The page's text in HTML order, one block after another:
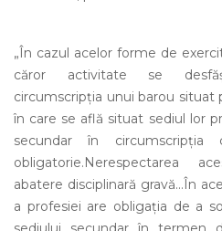
„În cazul acelor forme de
căror activitate se
circumscripţia unui barou situat
în care se află situat sediul lor
secundar în
obligatorie.Nerespectarea
abatere disciplinară gravă...În
a profesiei are obligaţia de a